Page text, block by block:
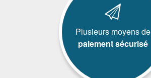
Plusieurs moyens de
paiement sécurisé